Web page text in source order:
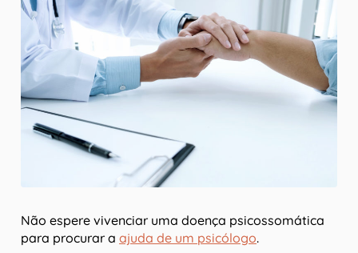
Não espere vivenciar uma doença psicossomática
para procurar a ajuda de um psicólogo.